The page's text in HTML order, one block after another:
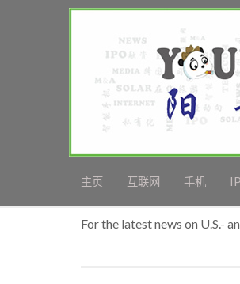
主页 互联网 手机
For the latest news on U.S.-